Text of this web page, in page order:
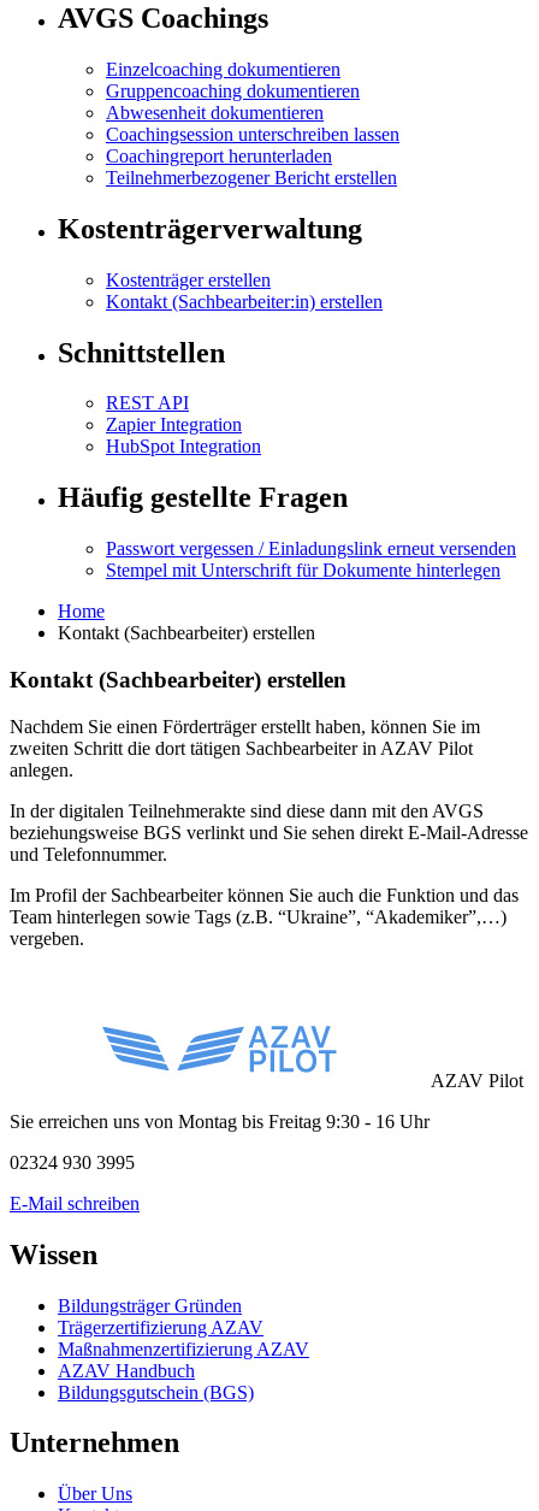
AVGS Coachings
Einzelcoaching dokumentieren
Gruppencoaching dokumentieren
Abwesenheit dokumentieren
Coachingsession unterschreiben lassen
Coachingreport herunterladen
Teilnehmerbezogener Bericht erstellen
Kostenträgerverwaltung
Kostenträger erstellen
Kontakt (Sachbearbeiter:in) erstellen
Schnittstellen
REST API
Zapier Integration
HubSpot Integration
Häufig gestellte Fragen
Passwort vergessen / Einladungslink erneut versenden
Stempel mit Unterschrift für Dokumente hinterlegen
Home
Kontakt (Sachbearbeiter) erstellen
Kontakt (Sachbearbeiter) erstellen
Nachdem Sie einen Förderträger erstellt haben, können Sie im
zweiten Schritt die dort tätigen Sachbearbeiter in AZAV Pilot
anlegen.
In der digitalen Teilnehmerakte sind diese dann mit den AVGS
beziehungsweise BGS verlinkt und Sie sehen direkt E-Mail-Adresse
und Telefonnummer.
Im Profil der Sachbearbeiter können Sie auch die Funktion und das
Team hinterlegen sowie Tags (z.B. “Ukraine”, “Akademiker”,…)
vergeben.
AZAV Pilot
Sie erreichen uns von Montag bis Freitag 9:30 - 16 Uhr
02324 930 3995
E-Mail schreiben
Wissen
Bildungsträger Gründen
Trägerzertifizierung AZAV
Maßnahmenzertifizierung AZAV
AZAV Handbuch
Bildungsgutschein (BGS)
Unternehmen
Über Uns